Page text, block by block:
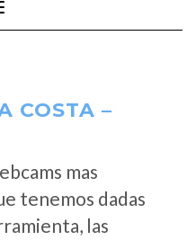
modo de navegación
COSTA –
mas
tenemos dadas
las